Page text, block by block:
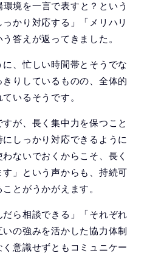
境を一言で表すと？という
かり対応する」「メリハリ
答えが返ってきました。
に、忙しい時間帯とそうでな
りしているものの、全体的
いるそうです。
すが、長く集中力を保つこと
しっかり対応できるように
ないでおくからこそ、長く
」という声からも、持続可
とがうかがえます。
ら相談できる」「それぞれ
の強みを活かした協力体制
意識せずともコミュニケー